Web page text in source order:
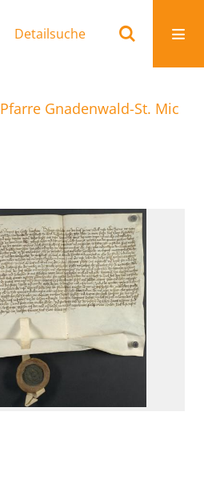
Detailsuche
Pfarre Gnadenwald-St.